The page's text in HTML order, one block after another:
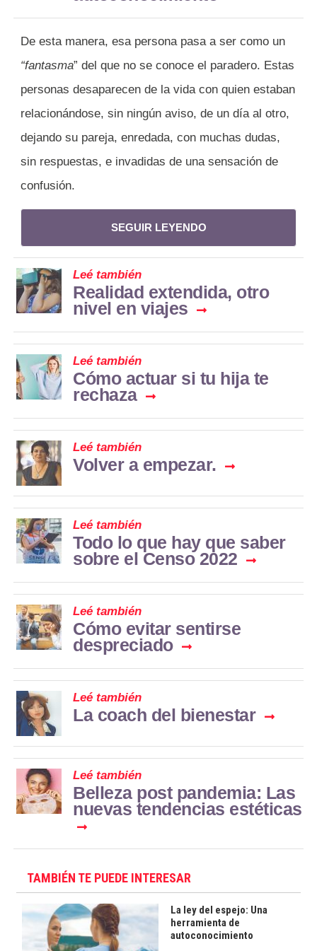
De esta manera, esa persona pasa a ser como un
“fantasma” del que no se conoce el paradero. Estas
personas desaparecen de la vida con quien estaban
relacionándose, sin ningún aviso, de un día al otro,
dejando su pareja, enredada, con muchas dudas,
sin respuestas, e invadidas de una sensación de
confusión.
SEGUIR LEYENDO
Leé también
Realidad extendida, otro
nivel en viajes
Leé también
Cómo actuar si tu hija te
rechaza
Leé también
Volver a empezar.
Leé también
Todo lo que hay que saber
sobre el Censo 2022
Leé también
Cómo evitar sentirse
despreciado
Leé también
La coach del bienestar
Leé también
Belleza post pandemia: Las
nuevas tendencias estéticas
TAMBIÉN TE PUEDE INTERESAR
La ley del espejo: Una
herramienta de
autoconocimiento